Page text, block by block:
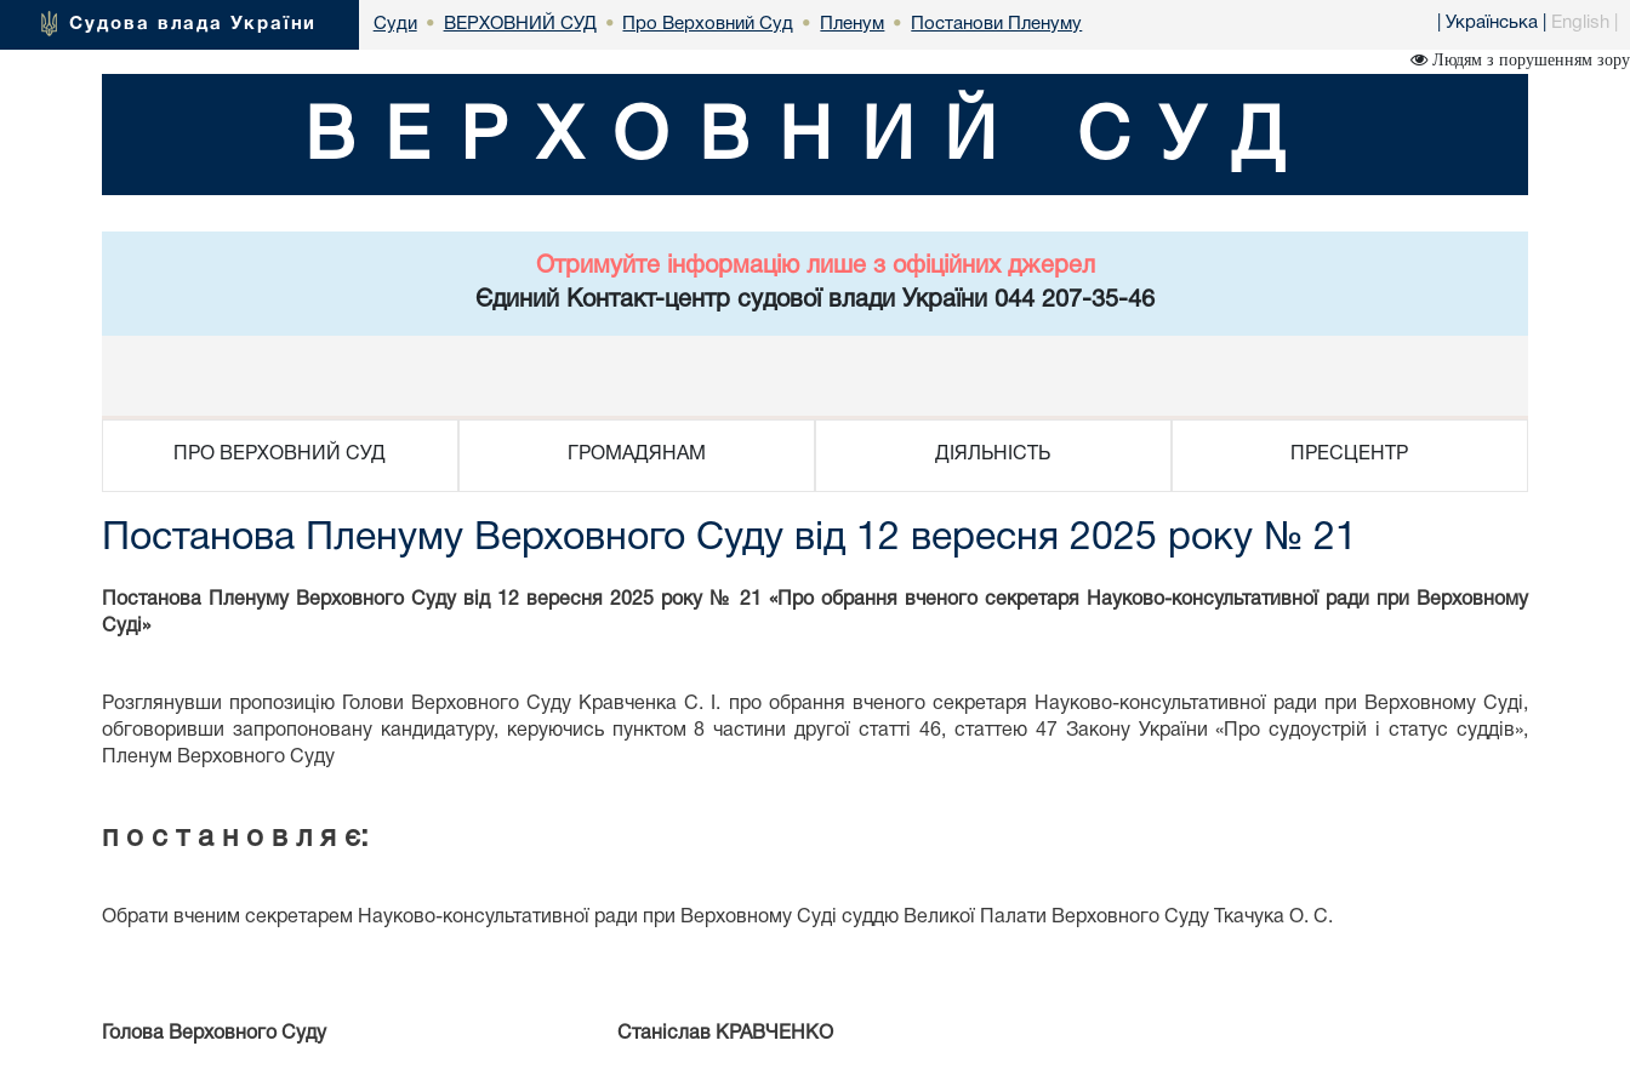
Судова влада України Суди • ВЕРХОВНИЙ СУД • Про Верховний Суд • Пленум • Постанови Пленуму Українська English
Людям з порушенням зору
ВЕРХОВНИЙ СУД
Отримуйте інформацію лише з офіційних джерел
Єдиний Контакт-центр судової влади України 044 207-35-46
ПРО ВЕРХОВНИЙ СУД ГРОМАДЯНАМ ДІЯЛЬНІСТЬ ПРЕСЦЕНТР
Постанова Пленуму Верховного Суду від 12 вересня 2025 року № 21
Постанова Пленуму Верховного Суду від 12 вересня 2025 року № 21 «Про обрання вченого секретаря Науково-консультативної ради при Верховному
Суді»
Розглянувши пропозицію Голови Верховного Суду Кравченка С. І. про обрання вченого секретаря Науково-консультативної ради при Верховному Суді,
обговоривши запропоновану кандидатуру, керуючись пунктом 8 частини другої статті 46, статтею 47 Закону України «Про судоустрій і статус суддів»,
Пленум Верховного Суду
п о с т а н о в л я є:
Обрати вченим секретарем Науково-консультативної ради при Верховному Суді суддю Великої Палати Верховного Суду Ткачука О. С.
Голова Верховного Суду Станіслав КРАВЧЕНКО